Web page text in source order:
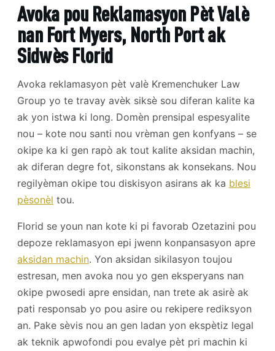
Avoka pou Reklamasyon Pèt Valè
nan Fort Myers, North Port ak
Sidwès Florid
Avoka reklamasyon pèt valè Kremenchuker Law
Group yo te travay avèk siksè sou diferan kalite ka
ak yon istwa ki long. Domèn prensipal espesyalite
nou – kote nou santi nou vrèman gen konfyans – se
okipe ka ki gen rapò ak tout kalite aksidan machin,
ak diferan degre fot, sikonstans ak konsekans. Nou
regilyèman okipe tou diskisyon asirans ak ka blesi
pèsonèl tou.
Florid se youn nan kote ki pi favorab Ozetazini pou
depoze reklamasyon epi jwenn konpansasyon apre
aksidan machin. Yon aksidan sikilasyon toujou
estresan, men avoka nou yo gen eksperyans nan
okipe pwosedi apre ensidan, nan trete ak asirè ak
pati responsab yo pou asire ou rekipere rediksyon
an. Pake sèvis nou an gen ladan yon ekspètiz legal
ak teknik apwofondi pou evalye pèt pri machin ki